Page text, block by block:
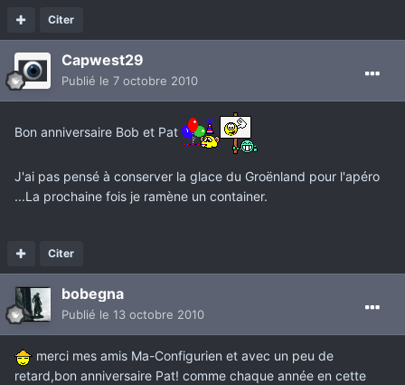
Citer
Capwest29
Publié le 7 octobre 2010
Bon anniversaire Bob et Pat
J'ai pas pensé à conserver la glace du Groënland pour l'apéro
...La prochaine fois je ramène un container.
Citer
bobegna
Publié le 13 octobre 2010
merci mes amis Ma-Configurien et avec un peu de
retard,bon anniversaire Pat! comme chaque année en cette